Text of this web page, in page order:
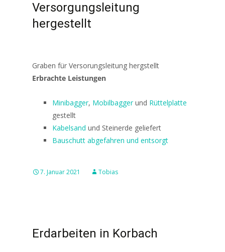
Versorgungsleitung
hergestellt
Graben für Versorungsleitung hergstellt
Erbrachte Leistungen
Minibagger, Mobilbaggerund Rüttelplatte
gestellt
Kabelsand und Steinerde geliefert
Bauschutt abgefahren und entsorgt
7. Januar 2021 Tobias
Erdarbeiten in Korbach